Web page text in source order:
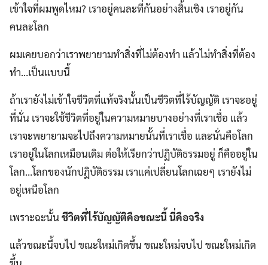
เข้าใจที่ผมพูดไหม? เราอยู่คนละที่กันอย่างสิ้นเชิง เราอยู่กัน
คนละโลก
ผมเคยบอกว่าเราพยายามทำสิ่งที่ไม่ต้องทำ แล้วไม่ทำสิ่งที่ต้อง
ทำ…เป็นแบบนี้
ถ้าเรายังไม่เข้าใจชีวิตที่แท้จริงนั้นเป็นชีวิตที่ไร้บัญญัติ เราจะอยู่
ที่นั่น เราจะใช้ชีวิตที่อยู่ในความหมายบางอย่างที่เราเชื่อ แล้ว
เราจะพยายามจะไปถึงความหมายนั้นที่เราเชื่อ และนั่นคือโลก
เราอยู่ในโลกเหมือนเดิม ต่อให้เรียกว่าปฏิบัติธรรมอยู่ ก็คืออยู่ใน
โลก…โลกของนักปฏิบัติธรรม เราแค่เปลี่ยนโลกเฉยๆ เรายังไม่
อยู่เหนือโลก
เพราะฉะนั้น ชีวิตที่ไร้บัญญัติคือขณะนี้ นี่คือจริง
แล้วขณะนี้จบไป ขณะใหม่เกิดขึ้น ขณะใหม่จบไป ขณะใหม่เกิด
ขึ้น